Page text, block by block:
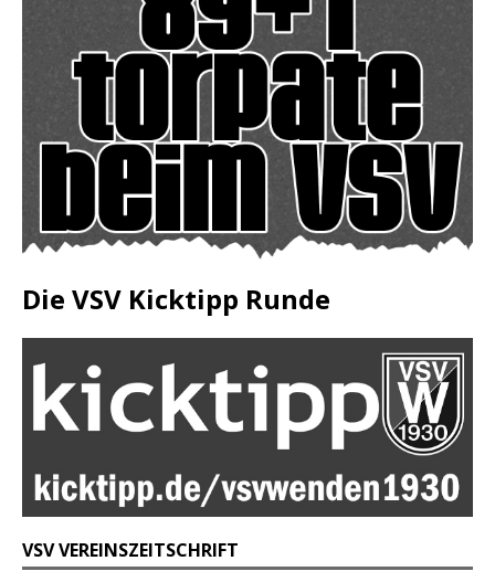
Die VSV Kicktipp Runde
VSV VEREINSZEITSCHRIFT